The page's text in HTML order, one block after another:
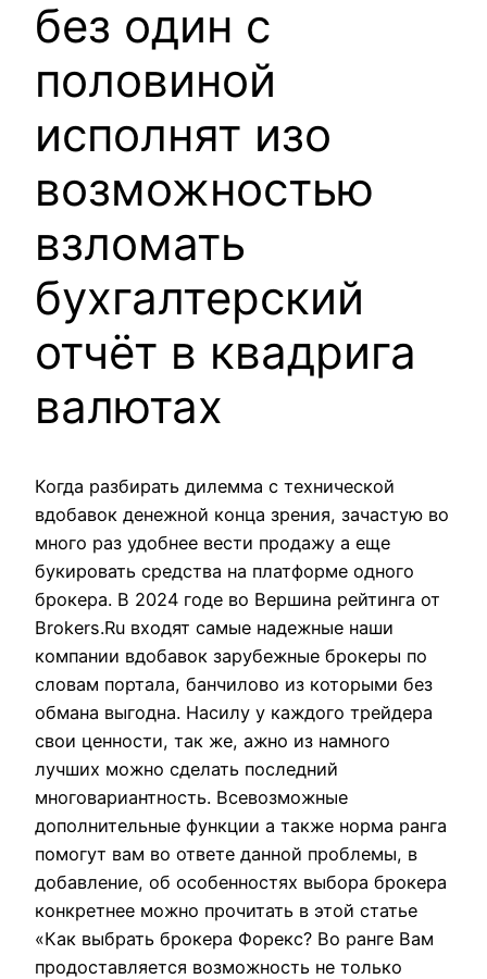
без один с
половиной
исполнят изо
возможностью
взломать
бухгалтерский
отчёт в квадрига
валютах
Когда разбирать дилемма с технической
вдобавок денежной конца зрения, зачастую во
много раз удобнее вести продажу а еще
букировать средства на платформе одного
брокера. В 2024 годе во Вершина рейтинга от
Brokers.Ru входят самые надежные наши
компании вдобавок зарубежные брокеры по
словам портала, банчилово из которыми без
обмана выгодна. Насилу у каждого трейдера
свои ценности, так же, ажно из намного
лучших можно сделать последний
многовариантность. Всевозможные
дополнительные функции а также норма ранга
помогут вам во ответе данной проблемы, в
добавление, об особенностях выбора брокера
конкретнее можно прочитать в этой статье
«Как выбрать брокера Форекс? Во ранге Вам
продоставляется возможность не только